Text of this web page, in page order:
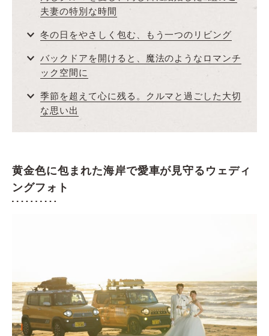
夫妻の特別な時間
冬の日をやさしく包む、もう一つのリビング
バックドアを開けると、魔法のようなロマンチ
ック空間に
季節を超えて心に残る。クルマと過ごした大切
な思い出
黄金色に包まれた海岸で愛車が見守るウェディ
ングフォト